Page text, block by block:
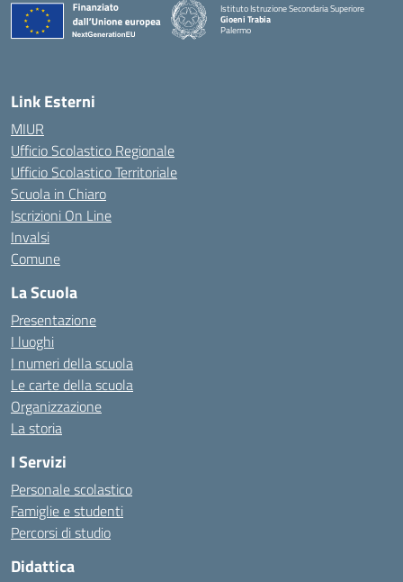
Istituto Istruzione Secondaria Superiore
Gioeni Trabia
Palermo
Link Esterni
MIUR
Ufficio Scolastico Regionale
Ufficio Scolastico Territoriale
Scuola in Chiaro
Iscrizioni On Line
Invalsi
Comune
La Scuola
Presentazione
I luoghi
I numeri della scuola
Le carte della scuola
Organizzazione
La storia
I Servizi
Personale scolastico
Famiglie e studenti
Percorsi di studio
Didattica